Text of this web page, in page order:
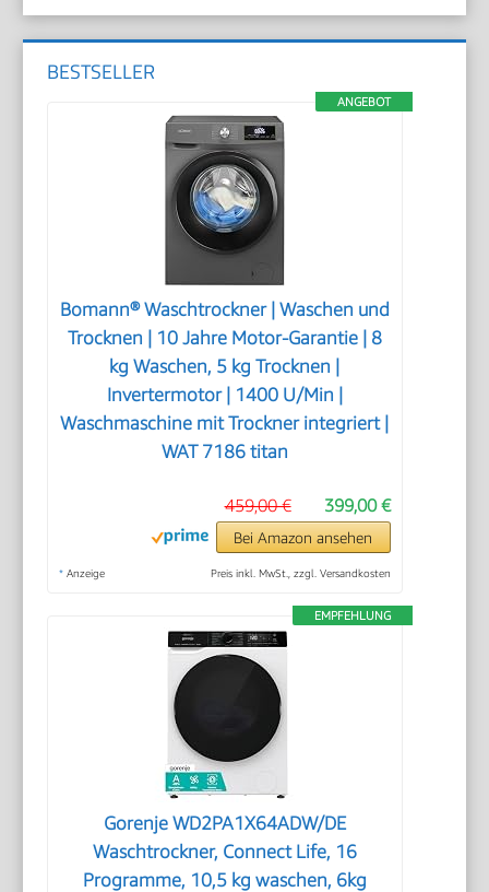
BESTSELLER
ANGEBOT
Bomann® Waschtrockner | Waschen und
Trocknen | 10 Jahre Motor-Garantie | 8
kg Waschen, 5 kg Trocknen |
Invertermotor | 1400 U/Min |
Waschmaschine mit Trockner integriert |
WAT 7186 titan
399,00 €
459,00 €
Bei Amazon ansehen
* Anzeige Preis inkl. MwSt., zzgl. Versandkosten
EMPFEHLUNG
Gorenje WD2PA1X64ADW/DE
Waschtrockner, Connect Life, 16
Programme, 10,5 kg waschen, 6kg